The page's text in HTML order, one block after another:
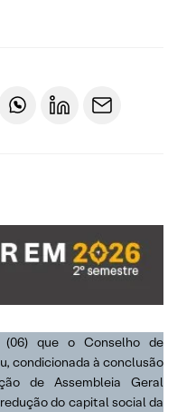
(06) que o Conselho de
condicionada à conclusão
de Assembleia Geral
do capital social da